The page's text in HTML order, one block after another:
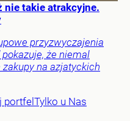
nie takie atrakcyjne.
przyzwyczajenia
pokazuje, że niemal
zakupy na azjatyckich
portfelTylko u Nas